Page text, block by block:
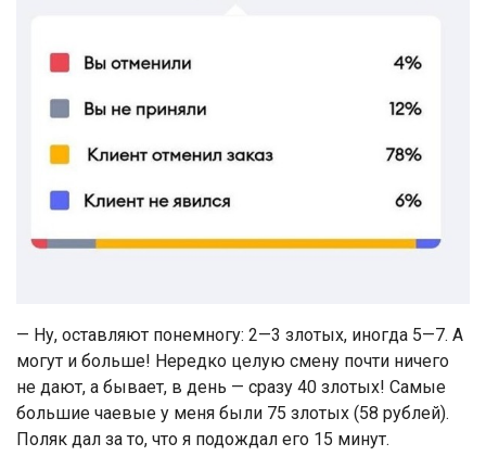
— Ну, оставляют понемногу: 2—3 злотых, иногда 5—7. А
могут и больше! Нередко целую смену почти ничего
не дают, а бывает, в день — сразу 40 злотых! Самые
большие чаевые у меня были 75 злотых (58 рублей).
Поляк дал за то, что я подождал его 15 минут.